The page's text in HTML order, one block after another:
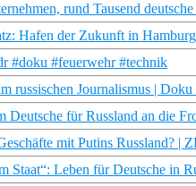
rund Tausend
Hafen der Zukunft in
#doku #feuerwehr #technik
russischen Journalismus |
für Russland an die
mit Putins Russland? |
Staat“: Leben für Deutsche in